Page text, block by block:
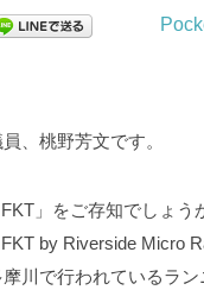
、桃野芳文です。
FKT」をご存知でしょう
FKT by Riverside Micro
川で行われているラン